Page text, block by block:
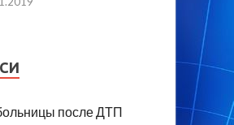
после ДТП